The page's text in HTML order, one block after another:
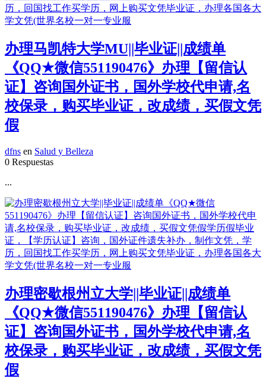
办理马凯特大学MU||毕业证||成绩单
《QQ★微信551190476》办理【留信认
证】咨询国外证书，国外学校代申请,名
校保录，购买毕业证，改成绩，买假文凭
假
dfns en Salud y Belleza
0 Respuestas
...
办理密歇根州立大学||毕业证||成绩单
《QQ★微信551190476》办理【留信认
证】咨询国外证书，国外学校代申请,名
校保录，购买毕业证，改成绩，买假文凭
假